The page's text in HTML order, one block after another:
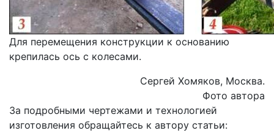
Для перемещения конструкции к основанию
крепилась ось с колесами.
Сергей Хомяков, Москва.
Фото автора
За подробными чертежами и технологией
изготовления обращайтесь к автору статьи: